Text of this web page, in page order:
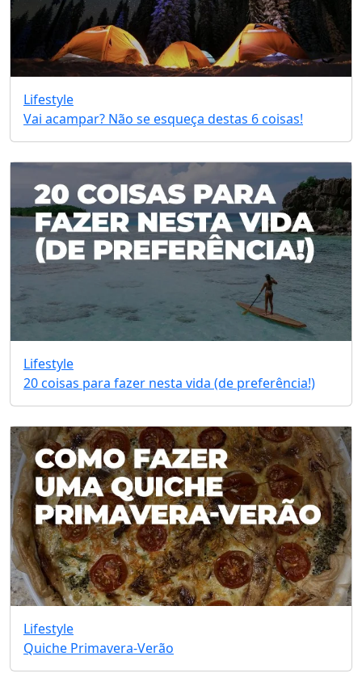
Lifestyle
Vai acampar? Não se esqueça destas 6 coisas!
Lifestyle
20 coisas para fazer nesta vida (de preferência!)
Lifestyle
Quiche Primavera-Verão